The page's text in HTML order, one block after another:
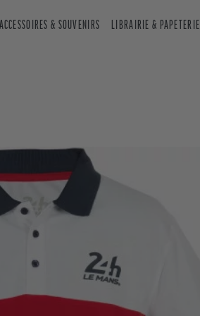
ACCESSOIRES & SOUVENIRS LIBRAIRIE & PAPETERIE